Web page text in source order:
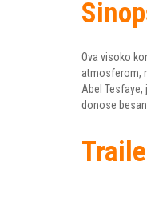
Ova visoko
atmosferom,
Abel Tesfaye,
donose